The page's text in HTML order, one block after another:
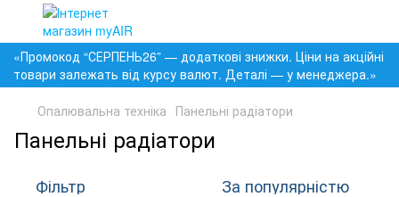
«Промокод “СЕРПЕНЬ26” — додаткові знижки. Ціни на акційні
товари залежать від курсу валют. Деталі — у менеджера.»
Опалювальна техніка Панельні радіатори
Панельні радіатори
Фільтр За популярністю